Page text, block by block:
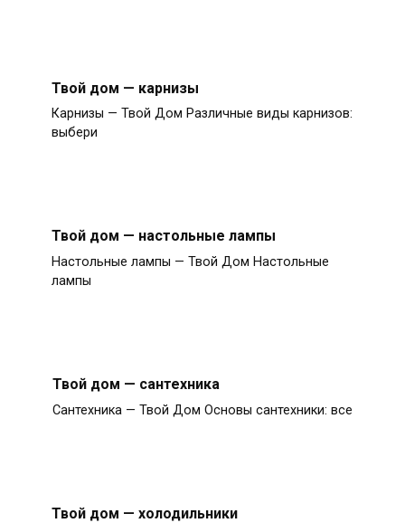
Твой дом — карнизы
Карнизы — Твой Дом Различные виды карнизов:
выбери
Твой дом — настольные лампы
Настольные лампы — Твой Дом Настольные
лампы
Твой дом — сантехника
Сантехника — Твой Дом Основы сантехники: все
Твой дом — холодильники